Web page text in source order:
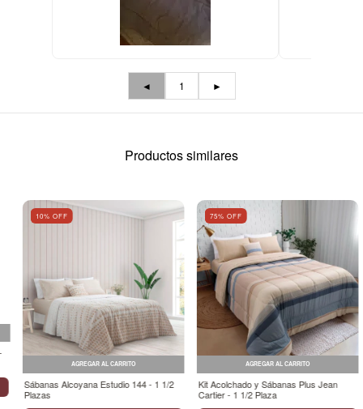
◄ 1 ►
Productos similares
10% OFF
AGREGAR AL CARRITO
Sábanas Alcoyana Estudio 144 - 1 1/2
Plazas
75% OFF
AGREGAR AL CARRITO
Kit Acolchado y Sábanas Plus Jean
Cartier - 1 1/2 Plaza